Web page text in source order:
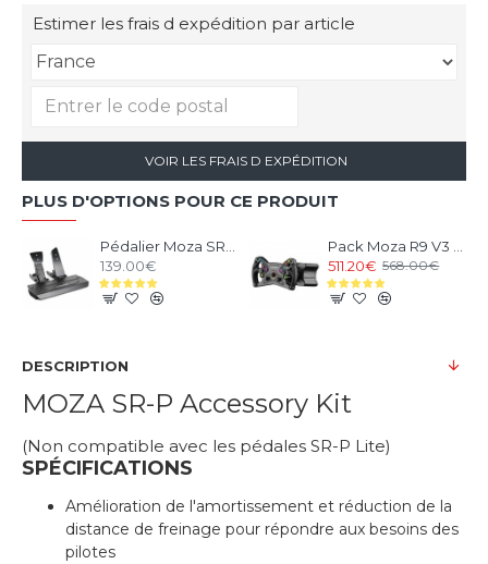
Estimer les frais d expédition par article
VOIR LES FRAIS D EXPÉDITION
PLUS D'OPTIONS POUR CE PRODUIT
139.00€
511.20€ 568.00€
DESCRIPTION
MOZA SR-P Accessory Kit
(Non compatible avec les pédales SR-P Lite)
SPÉCIFICATIONS
Amélioration de l'amortissement et réduction de la
distance de freinage pour répondre aux besoins des
pilotes